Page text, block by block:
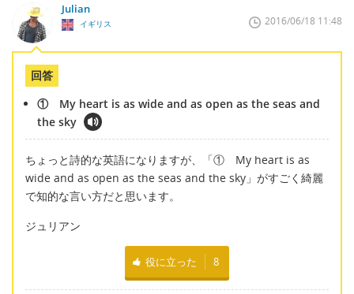
Julian
イギリス 2016/06/18 11:48
回答
① My heart is as wide and as open as the seas and
the sky
ちょっと詩的な英語になりますが、「① My heart is as
wide and as open as the seas and the sky」がすごく綺麗
で知的な言い方だと思います。
ジュリアン
役に立った 8